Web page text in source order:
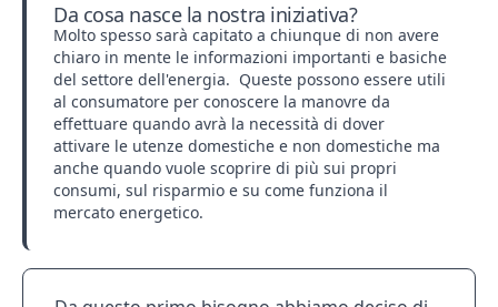
Da cosa nasce la nostra iniziativa?
Molto spesso sarà capitato a chiunque di non avere
chiaro in mente le informazioni importanti e basiche
del settore dell'energia. Queste possono essere utili
al consumatore per conoscere la manovre da
effettuare quando avrà la necessità di dover
attivare le utenze domestiche e non domestiche ma
anche quando vuole scoprire di più sui propri
consumi, sul risparmio e su come funziona il
mercato energetico.